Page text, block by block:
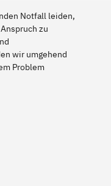
Notfall leiden,
zu
wir umgehend
Problem